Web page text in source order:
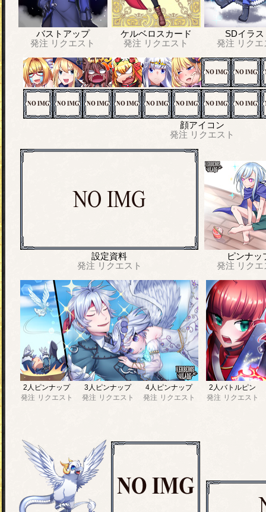
バストアップ
発注 リクエスト
ケルベロスカード
発注 リクエスト
SDイラス
発注 リク
顔アイコン
発注 リクエスト
設定資料
発注 リクエスト
ピンナッ
発注 リク
2人ピンナップ
発注 リクエスト
3人ピンナップ
発注 リクエスト
4人ピンナップ
発注 リクエスト
2人バトルピン
発注 リクエスト